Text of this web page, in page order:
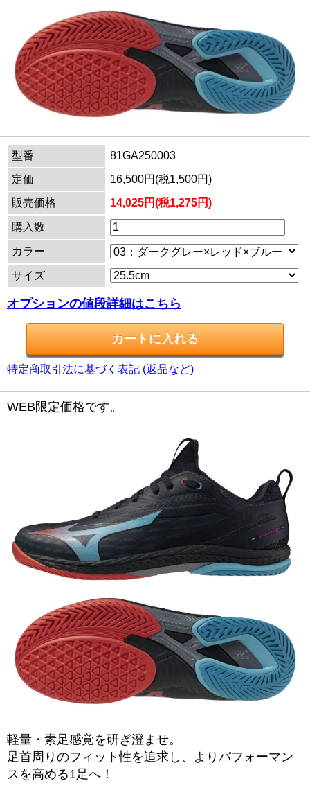
型番
81GA250003
定価
16,500円(税1,500円)
販売価格
14,025円(税1,275円)
購入数
カラー
サイズ
オプションの値段詳細はこちら
特定商取引法に基づく表記 (返品など)
WEB限定価格です。
軽量・素足感覚を研ぎ澄ませ。
足首周りのフィット性を追求し、よりパフォーマン
スを高める1足へ！